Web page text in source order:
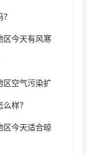
区今天有风寒
区空气污染扩
样？
区今天适合晾